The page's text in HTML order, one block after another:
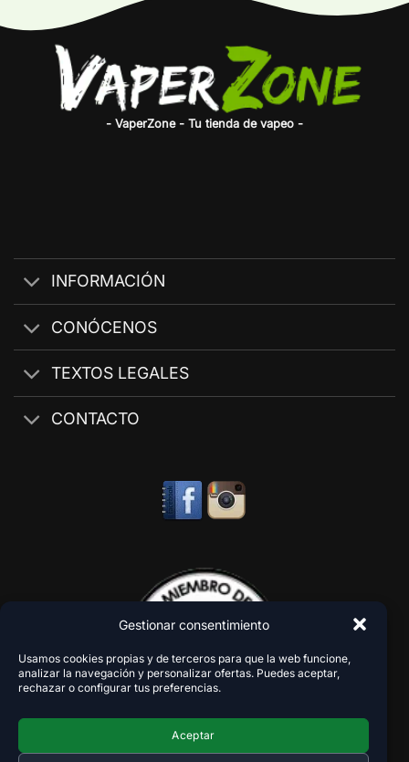
Gestionar consentimiento
Usamos cookies propias y de terceros para que la web funcione,
analizar la navegación y personalizar ofertas. Puedes aceptar,
rechazar o configurar tus preferencias.
Aceptar
- VaperZone - Tu tienda de vapeo -
INFORMACIÓN
CONÓCENOS
TEXTOS LEGALES
CONTACTO